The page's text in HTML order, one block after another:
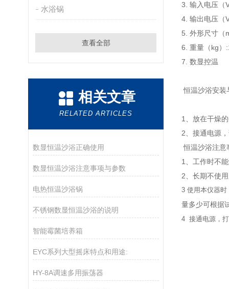
水浴锅
查看全部
相关文章
RELATED ARTICLES
数显恒温沙浴正确使用
数显恒温沙浴注意事项与参数
电热恒温沙浴锅
不锈钢数显恒温沙浴的说明
智能霉菌培养箱
EYC系列大型摇床特点和用途:
HY-8A调速多用振荡器
3. 输入电压（
4. 输出电压（
5. 外形尺寸（
6. 重量（kg）
7. 数显控温
恒温沙浴安装
1、放在干燥
2、接通电源
恒温沙浴注意
1、工作时不
2、长期不使
3 使用本仪器
量多少可根据
4 接通电源，